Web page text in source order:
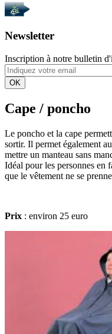
Newsletter
Inscription à notre bulletin
OK
Cape / poncho
Le poncho et la cape
sortir. Il permet également
mettre un manteau sans
Idéal pour les personnes en
que le vêtement ne se
Prix : environ 25 euro